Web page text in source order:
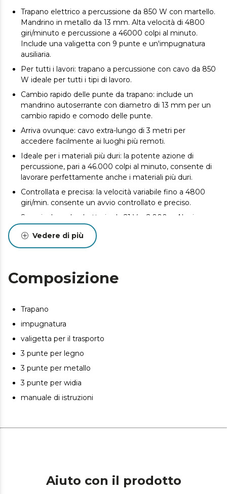
Trapano elettrico a percussione da 850 W con martello.
Mandrino in metallo da 13 mm. Alta velocità di 4800
giri/minuto e percussione a 46000 colpi al minuto.
Include una valigetta con 9 punte e un'impugnatura
ausiliaria.
Per tutti i lavori: trapano a percussione con cavo da 850
W ideale per tutti i tipi di lavoro.
Cambio rapido delle punte da trapano: include un
mandrino autoserrante con diametro di 13 mm per un
cambio rapido e comodo delle punte.
Arriva ovunque: cavo extra-lungo di 3 metri per
accedere facilmente ai luoghi più remoti.
Ideale per i materiali più duri: la potente azione di
percussione, pari a 46.000 colpi al minuto, consente di
lavorare perfettamente anche i materiali più duri.
Controllata e precisa: la velocità variabile fino a 4800
giri/min. consente un avvio controllato e preciso.
Sono incluse due batterie da 21 V e 2.000 mAh ciascuna
per un lavoro ininterrotto.
Include 9 punte: 3 punte per legno, 3 punte per metallo
trasporto facile e confortevole del trapano.
Vedere di più
Composizione
Trapano
impugnatura
valigetta per il trasporto
3 punte per legno
3 punte per metallo
3 punte per widia
manuale di istruzioni
Aiuto con il prodotto